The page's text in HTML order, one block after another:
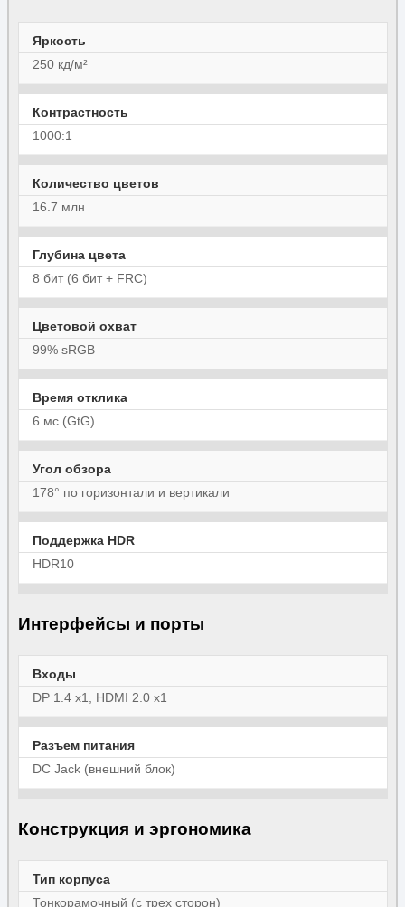
Яркость
250 кд/м²
Контрастность
1000:1
Количество цветов
16.7 млн
Глубина цвета
8 бит (6 бит + FRC)
Цветовой охват
99% sRGB
Время отклика
6 мс (GtG)
Угол обзора
178° по горизонтали и вертикали
Поддержка HDR
HDR10
Интерфейсы и порты
Входы
DP 1.4 x1, HDMI 2.0 x1
Разъем питания
DC Jack (внешний блок)
Конструкция и эргономика
Тип корпуса
Тонкорамочный (с трех сторон)